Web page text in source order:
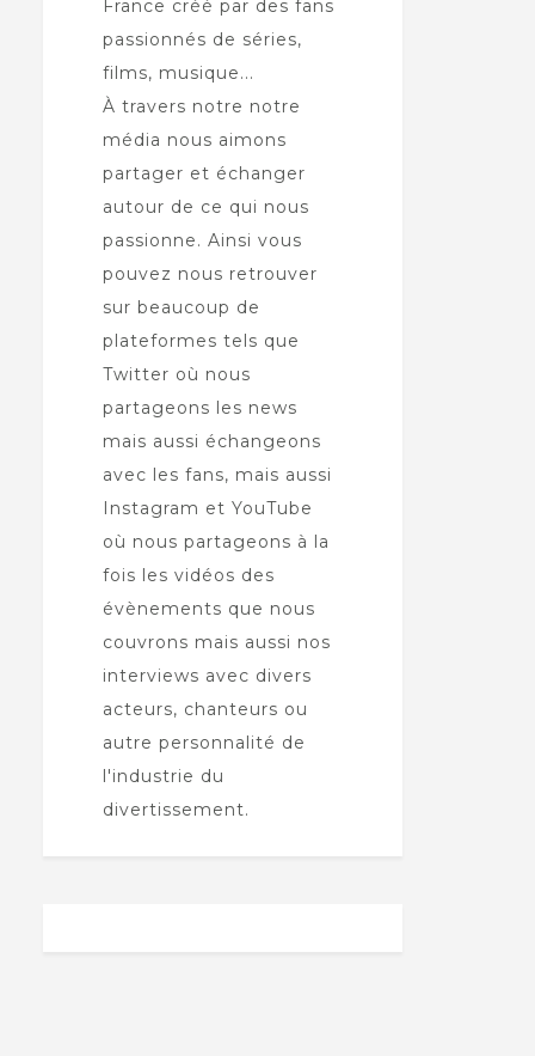
France créé par des fans
passionnés de séries,
films, musique...
À travers notre notre
média nous aimons
partager et échanger
autour de ce qui nous
passionne. Ainsi vous
pouvez nous retrouver
sur beaucoup de
plateformes tels que
Twitter où nous
partageons les news
mais aussi échangeons
avec les fans, mais aussi
Instagram et YouTube
où nous partageons à la
fois les vidéos des
évènements que nous
couvrons mais aussi nos
interviews avec divers
acteurs, chanteurs ou
autre personnalité de
l'industrie du
divertissement.